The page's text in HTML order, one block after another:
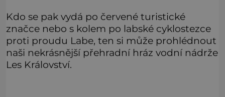
Kdo se pak vydá po červené turistické
značce nebo s kolem po labské cyklostezce
proti proudu Labe, ten si může prohlédnout
naši nekrásnější přehradní hráz vodní nádrže
Les Království.